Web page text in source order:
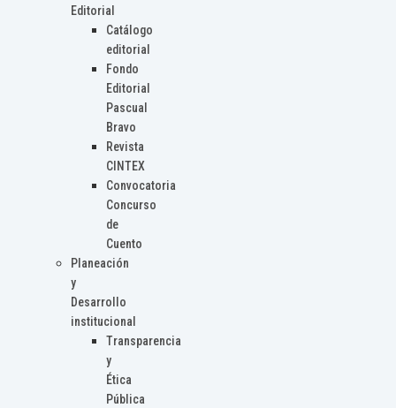
Editorial
Catálogo
editorial
Fondo
Editorial
Pascual
Bravo
Revista
CINTEX
Convocatoria
Concurso
de
Cuento
Planeación
y
Desarrollo
institucional
Transparencia
y
Ética
Pública